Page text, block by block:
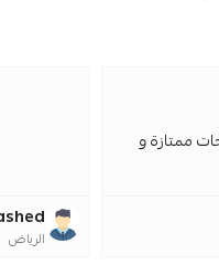
Abdullah AlRashed